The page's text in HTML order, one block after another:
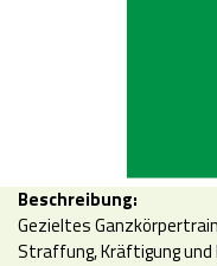
Beschreibung:
Gezieltes
Straffung, Kräftigung und